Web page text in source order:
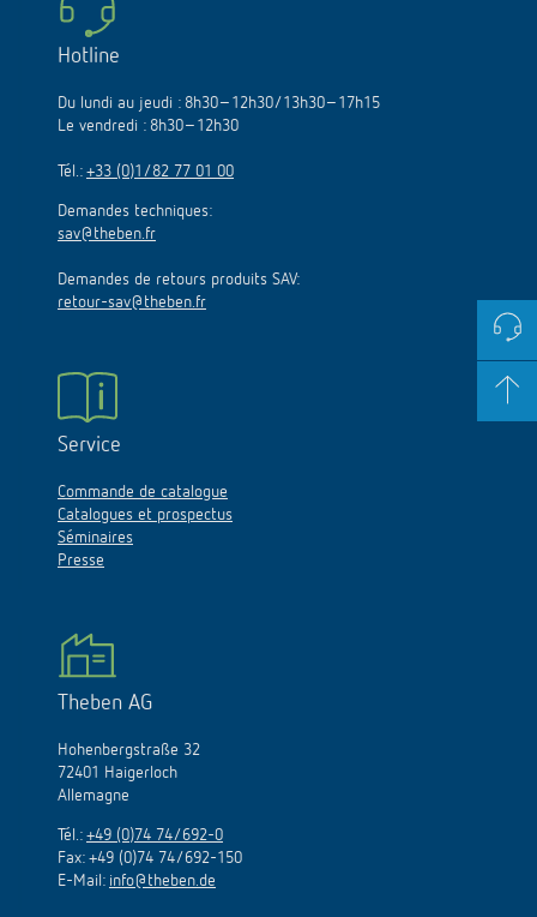
Hotline
Du lundi au jeudi : 8h30–12h30/13h30–17h15
Le vendredi : 8h30–12h30
Tél.: +33 (0)1/82 77 01 00
Demandes techniques:
sav@theben.fr
Demandes de retours produits SAV:
retour-sav@theben.fr
Service
Commande de catalogue
Catalogues et prospectus
Séminaires
Presse
Theben AG
Hohenbergstraße 32
72401 Haigerloch
Allemagne
Tél.: +49 (0)74 74/692-0
Fax: +49 (0)74 74/692-150
E-Mail: info@theben.de